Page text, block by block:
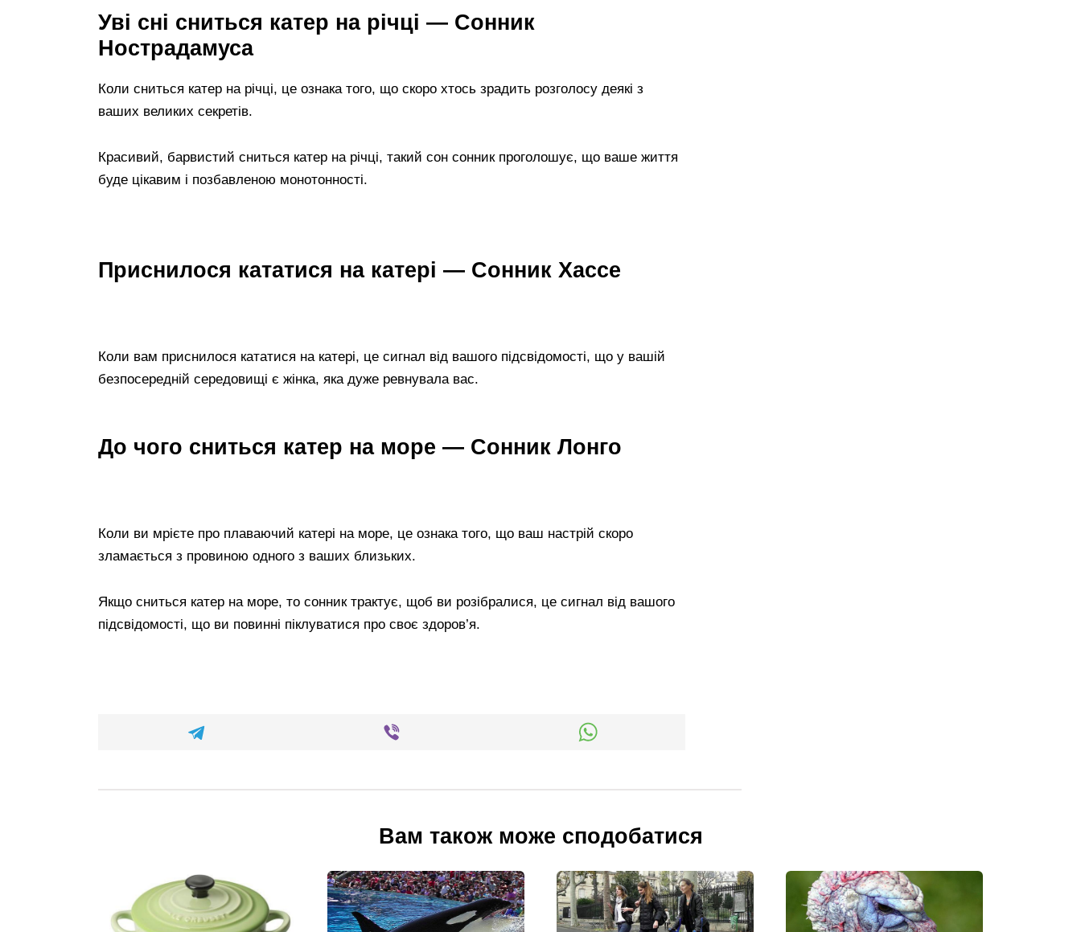
Уві сні сниться катер на річці — Сонник
Нострадамуса
Коли сниться катер на річці, це ознака того, що скоро хтось зрадить розголосу деякі з
ваших великих секретів.
Красивий, барвистий сниться катер на річці, такий сон сонник проголошує, що ваше життя
буде цікавим і позбавленою монотонності.
Приснилося кататися на катері — Сонник Хассе
Коли вам приснилося кататися на катері, це сигнал від вашого підсвідомості, що у вашій
безпосередній середовищі є жінка, яка дуже ревнувала вас.
До чого сниться катер на море — Сонник Лонго
Коли ви мрієте про плаваючий катері на море, це ознака того, що ваш настрій скоро
зламається з провиною одного з ваших близьких.
Якщо сниться катер на море, то сонник трактує, щоб ви розібралися, це сигнал від вашого
підсвідомості, що ви повинні піклуватися про своє здоров’я.
Вам також може сподобатися